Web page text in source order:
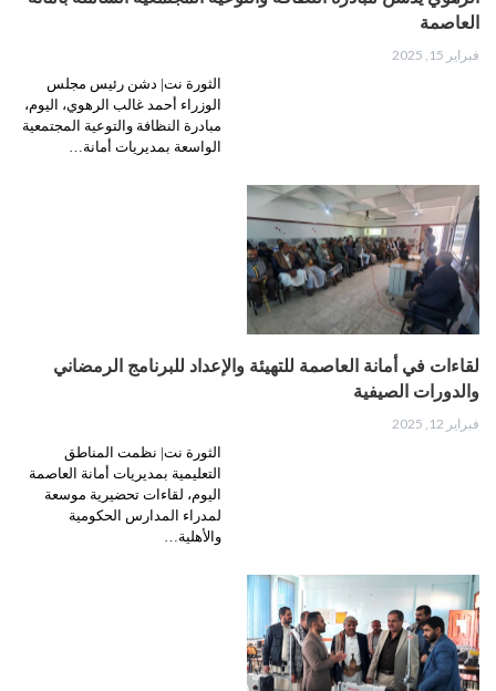
العاصمة
فبراير 15, 2025
الثورة نت| دشن رئيس مجلس
الوزراء أحمد غالب الرهوي، اليوم،
مبادرة النظافة والتوعية المجتمعية
الواسعة بمديريات أمانة…
لقاءات في أمانة العاصمة للتهيئة والإعداد للبرنامج الرمضاني
والدورات الصيفية
فبراير 12, 2025
الثورة نت| نظمت المناطق
التعليمية بمديريات أمانة العاصمة
اليوم، لقاءات تحضيرية موسعة
لمدراء المدارس الحكومية
والأهلية…